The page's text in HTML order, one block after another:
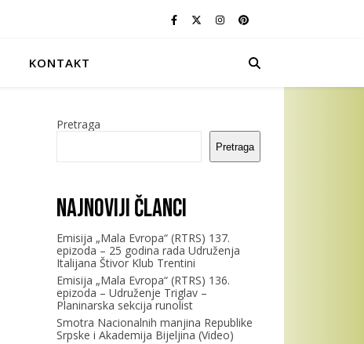
KONTAKT
Pretraga
Pretraga
Najnoviji članci
Emisija „Mala Evropa“ (RTRS) 137.
epizoda – 25 godina rada Udruženja
Italijana Štivor Klub Trentini
Emisija „Mala Evropa“ (RTRS) 136.
epizoda – Udruženje Triglav –
Planinarska sekcija runolist
Smotra Nacionalnih manjina Republike
Srpske i Akademija Bijeljina (Video)